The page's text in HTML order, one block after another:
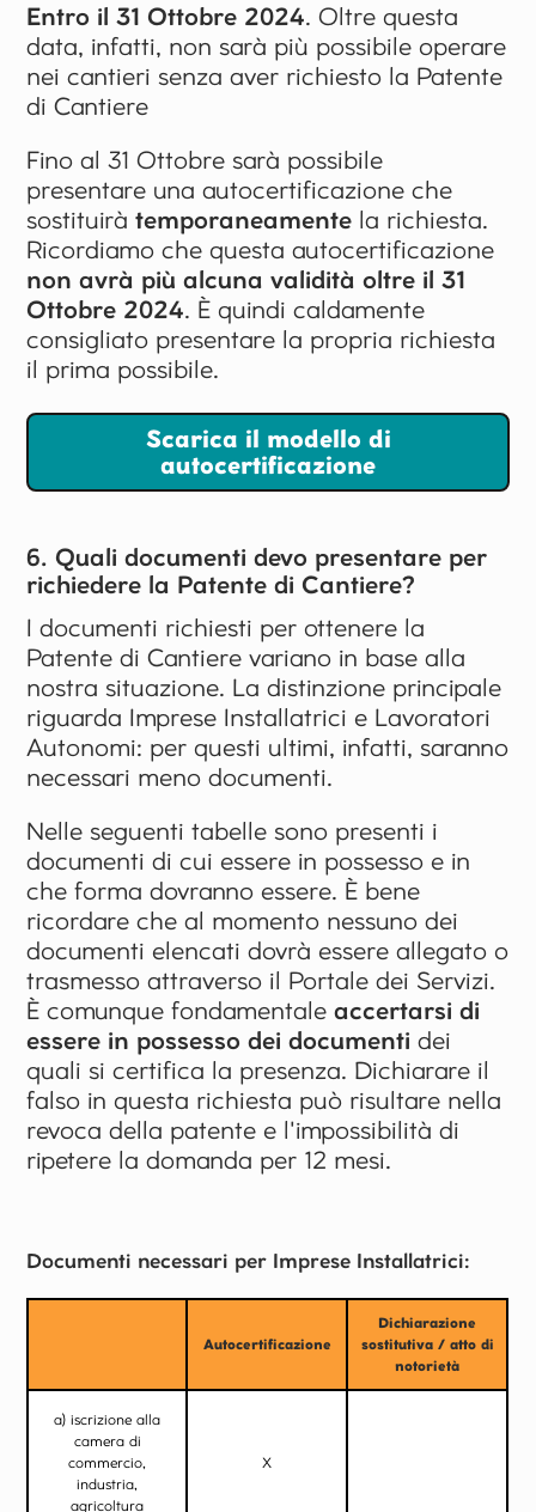
Entro il 31 Ottobre 2024. Oltre questa
data, infatti, non sarà più possibile operare
nei cantieri senza aver richiesto la Patente
di Cantiere
Fino al 31 Ottobre sarà possibile
presentare una autocertificazione che
sostituiràtemporaneamente la richiesta.
Ricordiamo che questa autocertificazione
non avrà più alcuna validità oltre il 31
Ottobre 2024. È quindi caldamente
consigliato presentare la propria richiesta
il prima possibile.
Scarica il modello di
autocertificazione
6. Quali documenti devo presentare per
richiedere la Patente di Cantiere?
I documenti richiesti per ottenere la
Patente di Cantiere variano in base alla
nostra situazione. La distinzione principale
riguarda Imprese Installatrici e Lavoratori
Autonomi: per questi ultimi, infatti, saranno
necessari meno documenti.
Nelle seguenti tabelle sono presenti i
documenti di cui essere in possesso e in
che forma dovranno essere. È bene
ricordare che al momento nessuno dei
documenti elencati dovrà essere allegato o
trasmesso attraverso il Portale dei Servizi.
È comunque fondamentaleaccertarsi di
essere in possesso dei documenti dei
quali si certifica la presenza. Dichiarare il
falso in questa richiesta può risultare nella
revoca della patente e l'impossibilità di
ripetere la domanda per 12 mesi.
Documenti necessari per Imprese Installatrici:
Autocertificazione
Dichiarazione
sostitutiva / atto di
notorietà
a) iscrizione alla
camera di
commercio,
industria,
agricoltura
X